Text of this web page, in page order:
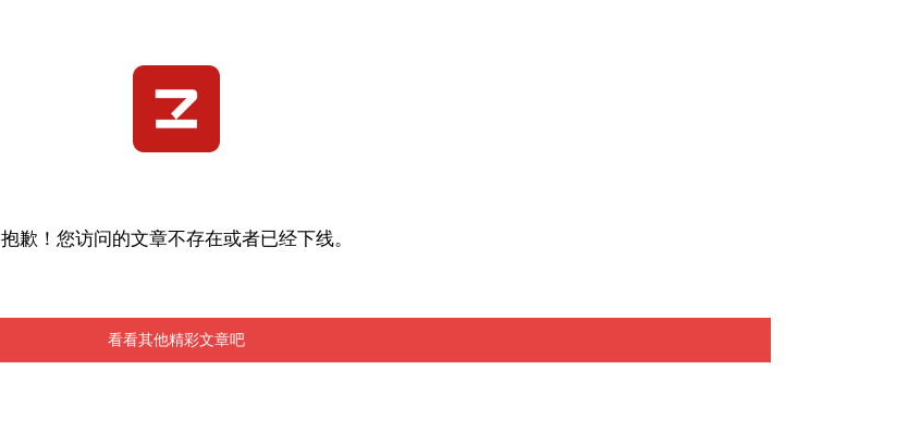
抱歉！您访问的文章不存在或者已经下线。
看看其他精彩文章吧